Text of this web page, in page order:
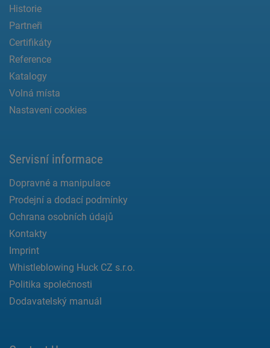
Historie
Partneři
Certifikáty
Reference
Katalogy
Volná místa
Nastavení cookies
Servisní informace
Dopravné a manipulace
Prodejní a dodací podmínky
Ochrana osobních údajů
Kontakty
Imprint
Whistleblowing Huck CZ s.r.o.
Politika společnosti
Dodavatelský manuál